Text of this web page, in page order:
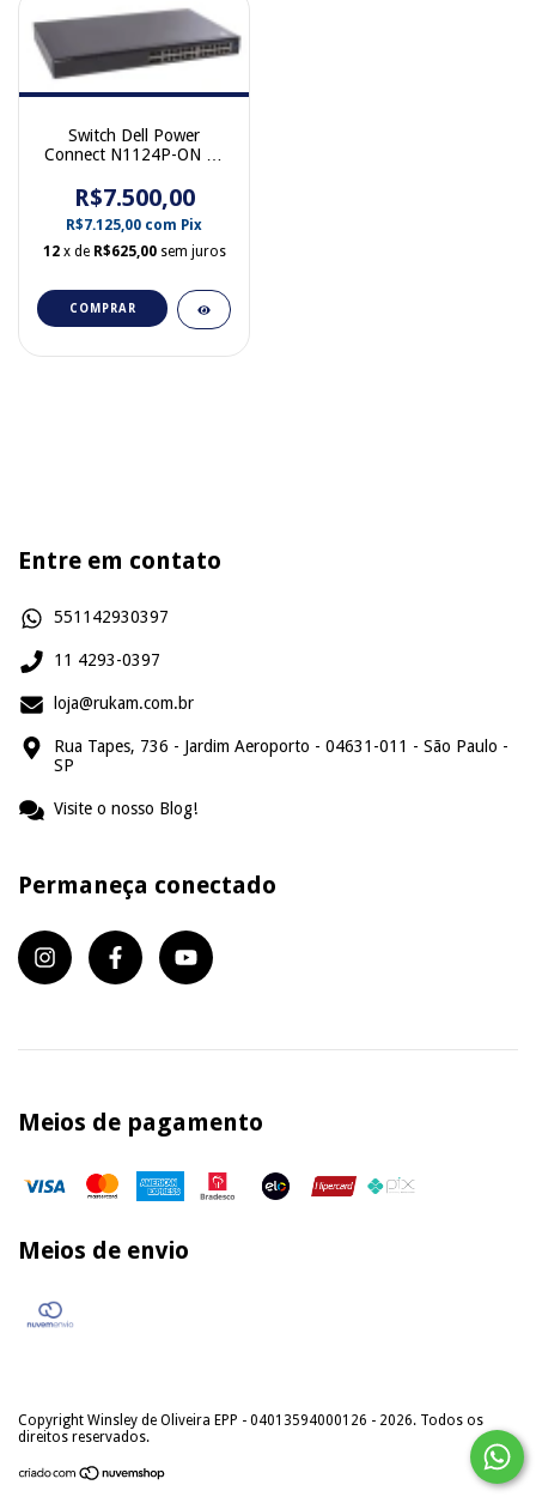
Switch Dell Power
Connect N1124P-ON 24
Poe
R$7.500,00
R$7.125,00 com Pix
12 x de R$625,00 sem juros
COMPRAR
Entre em contato
551142930397
11 4293-0397
loja@rukam.com.br
Rua Tapes, 736 - Jardim Aeroporto - 04631-011 - São Paulo -
SP
Visite o nosso Blog!
Permaneça conectado
Meios de pagamento
Meios de envio
Copyright Winsley de Oliveira EPP - 04013594000126 - 2026. Todos os
direitos reservados.